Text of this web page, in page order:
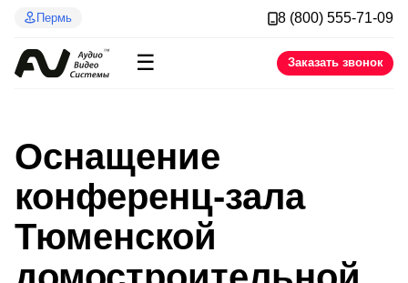
Пермь 8 (800) 555-71-09
☰ Заказать звонок
Оснащение
конференц-зала
Тюменской